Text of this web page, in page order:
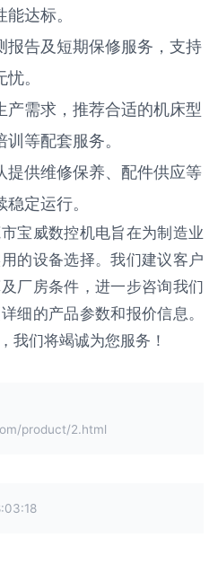
达标。
报告及短期保修服务，支持
。
产需求，推荐合适的机床型
等配套服务。
提供维修保养、配件供应等
定运行。
宝威数控机电旨在为制造业
的设备选择。我们建议客户
厂房条件，进一步咨询我们
细的产品参数和报价信息。
我们将竭诚为您服务！
product/2.html